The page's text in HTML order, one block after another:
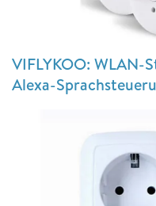
VIFLYKOO: WLAN-
Alexa-